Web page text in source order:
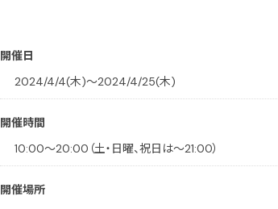
開催日
2024/4/4(木)〜2024/4/25(木)
開催時間
10:00～20:00（土・日曜、祝日は～21:00）
開催場所